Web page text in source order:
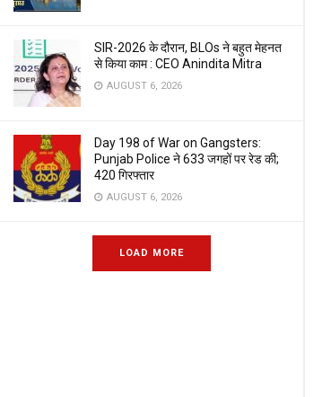
SIR-2026 के दौरान, BLOs ने बहुत मेहनत
से किया काम : CEO Anindita Mitra
AUGUST 6, 2026
Day 198 of War on Gangsters:
Punjab Police ने 633 जगहों पर रेड की;
420 गिरफ्तार
AUGUST 6, 2026
LOAD MORE